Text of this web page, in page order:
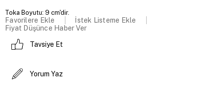
Toka Boyutu: 9 cm'dir.
Favorilere Ekle
İstek Listeme Ekle
Fiyat Düşünce Haber Ver
Tavsiye Et
Yorum Yaz